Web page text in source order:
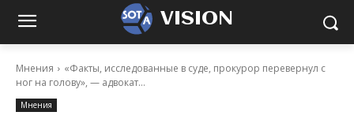
VISION
Мнения
«Факты, исследованные в суде, прокурор перевернул с
ног на голову», — адвокат...
Мнения